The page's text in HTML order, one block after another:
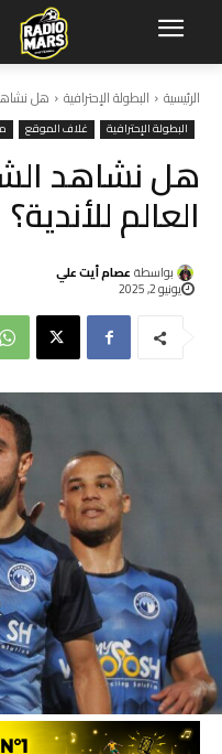
الرئيسية البطولة الإحترافية هل
البطولة الإحترافية غلاف الموقع
هل نشاهد
العالم للأندية؟
بواسطة عصام أيت علي
يونيو 2, 2025